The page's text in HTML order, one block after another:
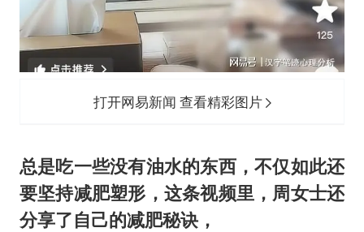
打开网易新闻 查看精彩图片
总是吃一些没有油水的东西，不仅如此还
要坚持减肥塑形，这条视频里，周女士还
分享了自己的减肥秘诀，